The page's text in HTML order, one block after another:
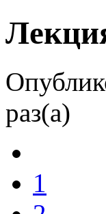
раз(а)
1